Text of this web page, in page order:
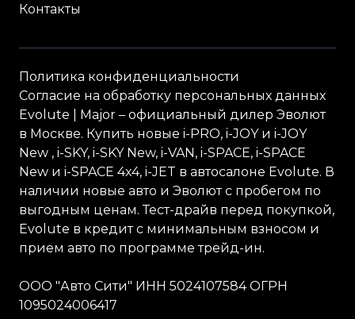
Контакты
Политика конфиденциальности
Согласие на обработку персональных данных
Evolute | Major – официальный дилер Эволют
в Москве. Купить новые i-PRO, i-JOYи i-JOY
New , i-SKY, i-SKYNew, i-VAN, i-SPACE, i-SPACE
New и i-SPACE 4x4, i-JET в автосалоне Evolute. В
наличии новые авто и Эволют с пробегом по
выгодным ценам. Тест-драйв перед покупкой,
Evolute в кредит с минимальным взносом и
прием авто по программе трейд-ин.
ООО "Авто Сити" ИНН 5024107584 ОГРН
1095024006417